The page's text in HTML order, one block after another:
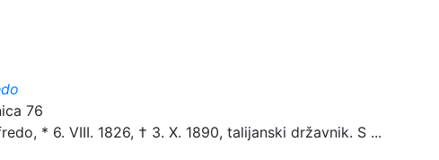
76
* 6. VIII. 1826, † 3. X. 1890, talijanski državnik. S ...